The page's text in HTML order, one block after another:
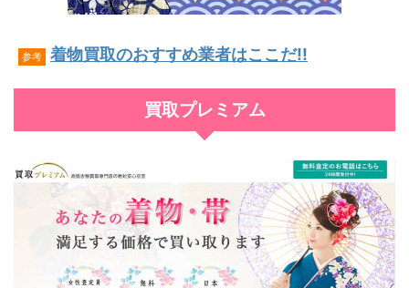
参考 着物買取のおすすめ業者はここだ!!
買取プレミアム